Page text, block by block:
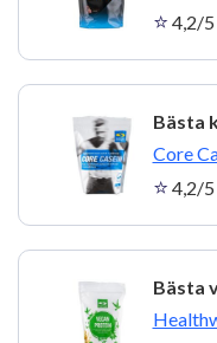
4,2/5
Bästa
Core
4,2/5
Bästa